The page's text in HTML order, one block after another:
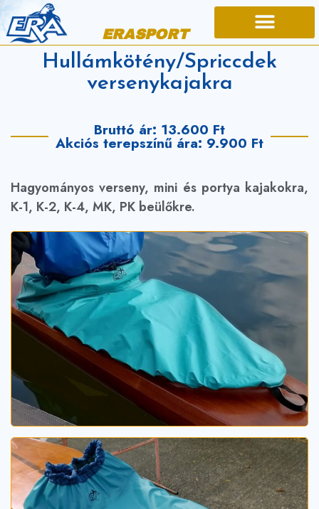
ERASPORT
Hullámkötény/Spriccdek
versenykajakra
Bruttó ár: 13.600 Ft
Akciós terepszínű ára: 9.900 Ft
Hagyományos verseny, mini és portya kajakokra,
K-1, K-2, K-4, MK, PK beülőkre.